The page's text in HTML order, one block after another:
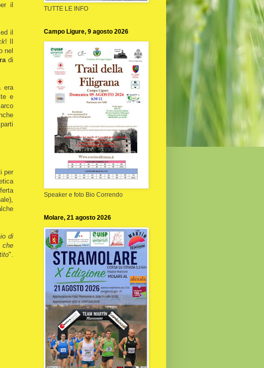
il
il
! Il
nel
di
era
e
per
di
che
".
TUTTE LE INFO
Campo Ligure, 9 agosto 2026
Speaker e foto Bio Correndo
Molare, 21 agosto 2026